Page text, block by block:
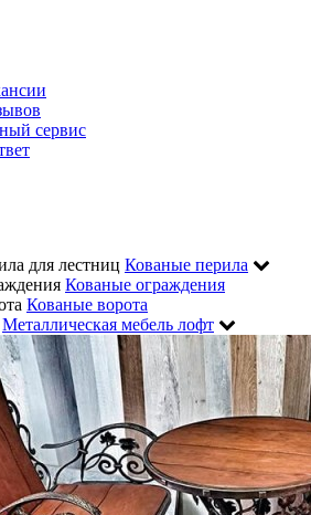
сервис
Кованые перила
Кованые ограждения
Кованые ворота
Металлическая мебель лофт